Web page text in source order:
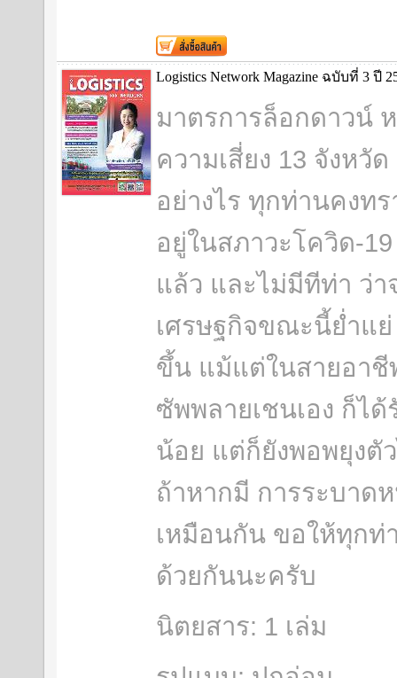
Logistics Network Magazine ฉบับที่ 3 ปี
มาตรการล็อกดาวน์
ความเสี่ยง 13 จังหวั
อย่างไร ทุกท่านคงท
อยู่ในสภาวะโควิด-
แล้ว และไม่มีทีท่า ว่า
เศรษฐกิจขณะนี้ย่ำแ
ขึ้น แม้แต่ในสายอาชี
ซัพพลายเชนเอง ก็ไ
น้อย แต่ก็ยังพอพยุงตั
ถ้าหากมี การระบาด
เหมือนกัน ขอให้ทุกท่
ด้วยกันนะครับ
นิตยสาร: 1 เล่ม